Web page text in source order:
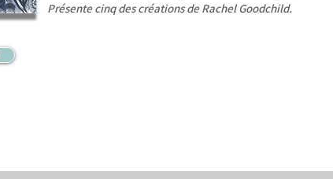
Présente cinq des créations de Rachel Goodchild.